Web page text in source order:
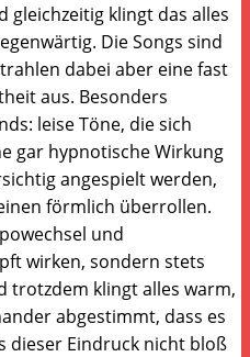
klingt das alles
Die Songs sind
dabei aber eine fast
aus. Besonders
leise Töne, die sich
gar hypnotische Wirkung
angespielt werden,
förmlich überrollen.
und
wirken, sondern stets
trotzdem klingt alles warm,
abgestimmt, dass es
dieser Eindruck nicht bloß